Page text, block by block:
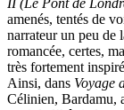
amenés, tentés de
narrateur un peu de
romancée, certes,
très fortement
Ainsi, dans Voyage
Célinien, Bardamu,